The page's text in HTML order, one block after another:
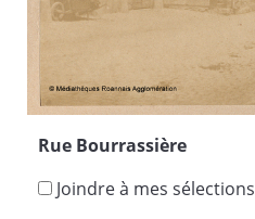
Rue Bourrassière
Joindre à mes sélections